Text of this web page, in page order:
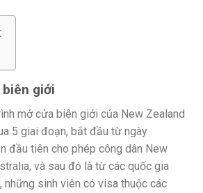
giới
mở cửa biên giới của New Zealand
5 giai đoạn, bắt đầu từ ngày
đầu tiên cho phép công dân New
và sau đó là từ các quốc gia
những sinh viên có visa thuộc các